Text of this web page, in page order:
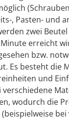
, Pasten- und
zwei
erreicht
bzw.
Es besteht die
und
wodurch die